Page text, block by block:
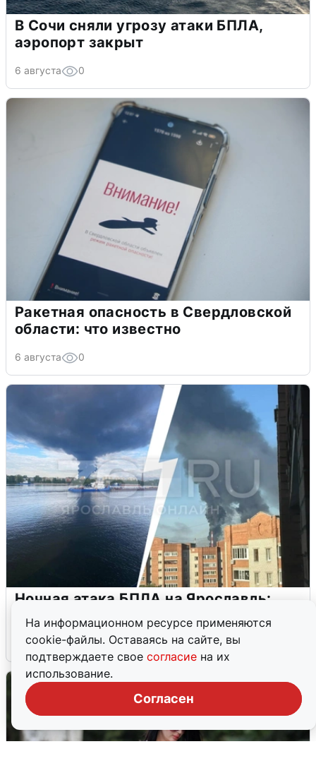
На информационном ресурсе применяются
cookie-файлы. Оставаясь на сайте, вы
подтверждаете свое согласие на их
использование.
Согласен
В Сочи сняли угрозу атаки БПЛА,
аэропорт закрыт
6 августа 0
Ракетная опасность в Свердловской
области: что известно
6 августа 0
Ночная атака БПЛА на Ярославль:
попадания и последствия
6 августа 0